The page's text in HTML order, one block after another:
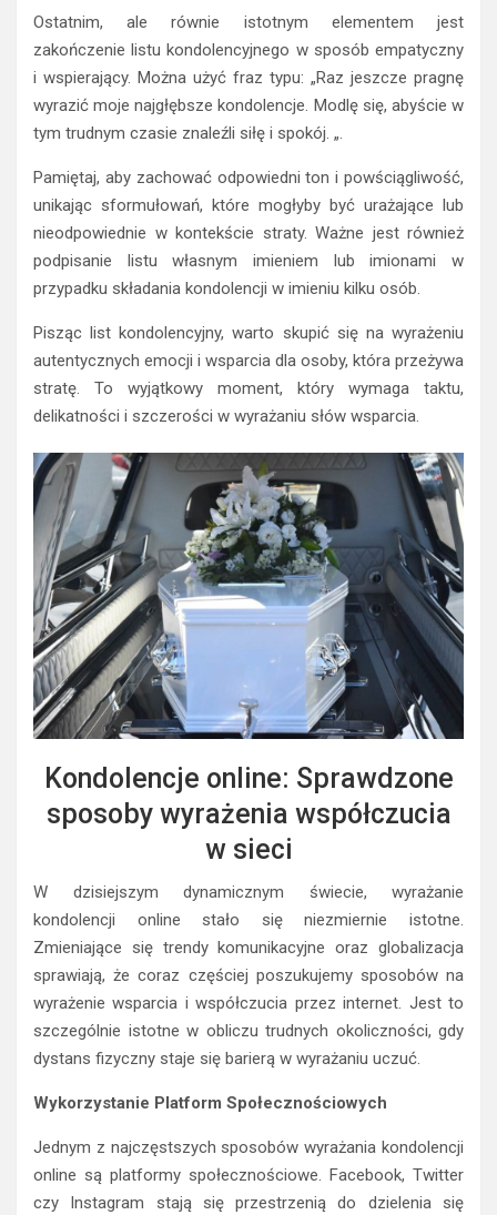
Ostatnim, ale równie istotnym elementem jest
zakończenie listu kondolencyjnego w sposób empatyczny
i wspierający. Można użyć fraz typu: „Raz jeszcze pragnę
wyrazić moje najgłębsze kondolencje. Modlę się, abyście w
tym trudnym czasie znaleźli siłę i spokój. „.
Pamiętaj, aby zachować odpowiedni ton i powściągliwość,
unikając sformułowań, które mogłyby być urażające lub
nieodpowiednie w kontekście straty. Ważne jest również
podpisanie listu własnym imieniem lub imionami w
przypadku składania kondolencji w imieniu kilku osób.
Pisząc list kondolencyjny, warto skupić się na wyrażeniu
autentycznych emocji i wsparcia dla osoby, która przeżywa
stratę. To wyjątkowy moment, który wymaga taktu,
delikatności i szczerości w wyrażaniu słów wsparcia.
Kondolencje online: Sprawdzone
sposoby wyrażenia współczucia
w sieci
W dzisiejszym dynamicznym świecie, wyrażanie
kondolencji online stało się niezmiernie istotne.
Zmieniające się trendy komunikacyjne oraz globalizacja
sprawiają, że coraz częściej poszukujemy sposobów na
wyrażenie wsparcia i współczucia przez internet. Jest to
szczególnie istotne w obliczu trudnych okoliczności, gdy
dystans fizyczny staje się barierą w wyrażaniu uczuć.
Wykorzystanie Platform Społecznościowych
Jednym z najczęstszych sposobów wyrażania kondolencji
online są platformy społecznościowe. Facebook, Twitter
czy Instagram stają się przestrzenią do dzielenia się